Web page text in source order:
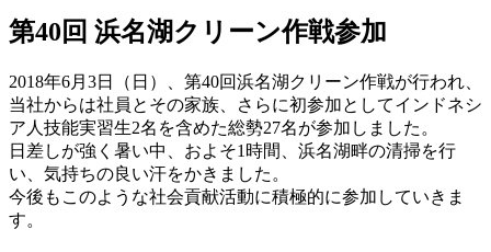
第40回 浜名湖クリーン作戦参加
2018年6月3日（日）、第40回浜名湖クリーン作戦が行われ、
当社からは社員とその家族、さらに初参加としてインドネシ
ア人技能実習生2名を含めた総勢27名が参加しました。
日差しが強く暑い中、およそ1時間、浜名湖畔の清掃を行
い、気持ちの良い汗をかきました。
今後もこのような社会貢献活動に積極的に参加していきま
す。